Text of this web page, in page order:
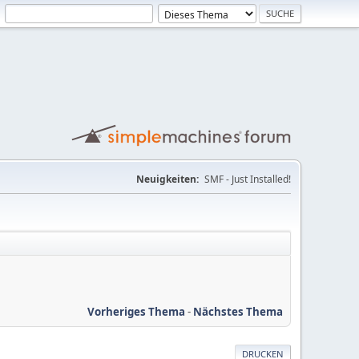
Neuigkeiten: SMF - Just Installed!
Vorheriges Thema - Nächstes Thema
DRUCKEN